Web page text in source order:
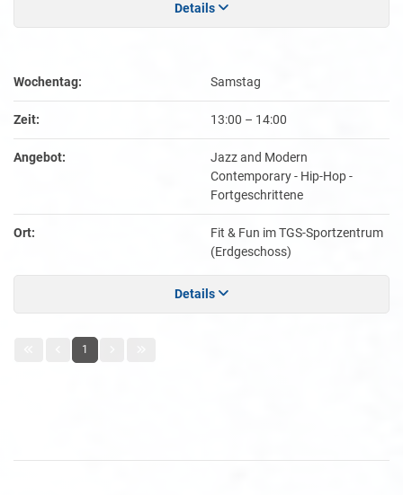
Details
Wochentag: Samstag
Zeit: 13:00 – 14:00
Angebot:
Jazz and Modern
Contemporary - Hip-Hop -
Fortgeschrittene
Ort:
Fit & Fun im TGS-Sportzentrum
(Erdgeschoss)
Details
1